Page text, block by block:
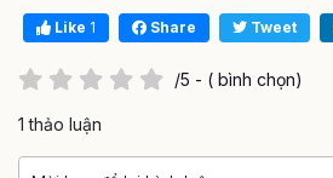
Like 1 Share Tweet
/5 - ( bình chọn)
1 thảo luận